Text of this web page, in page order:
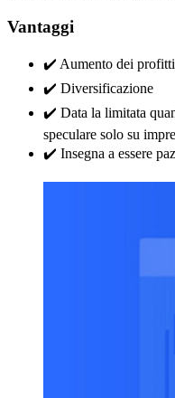
Vantaggi
✔️ Aumento dei profitti
✔️ Diversificazione
✔️ Data la limitata
speculare solo su
✔️ Insegna a essere